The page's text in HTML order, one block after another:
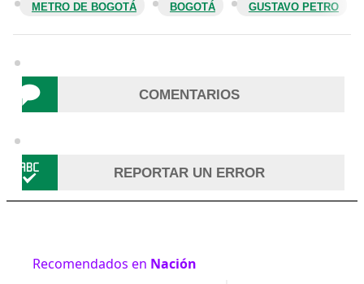
METRO DE BOGOTÁ BOGOTÁ GUSTAVO PETRO
COMENTARIOS
REPORTAR UN ERROR
Recomendados en Nación